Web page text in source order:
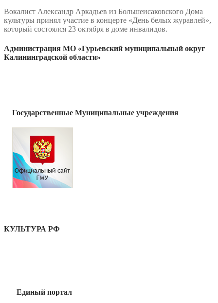
Вокалист Александр Аркадьев из Большеисаковского Дома
культуры принял участие в концерте «День белых журавлей»,
который состоялся 23 октября в доме инвалидов.
Администрация МО «Гурьевский муниципальный округ
Калининградской области»
Государственные Муниципальные учреждения
КУЛЬТУРА РФ
Единый портал